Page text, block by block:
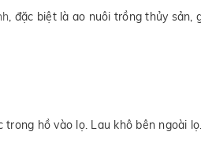
, đặc biệt là ao nuôi trồng thủy sản,
hồ vào lọ. Lau khô bên ngoài lọ.